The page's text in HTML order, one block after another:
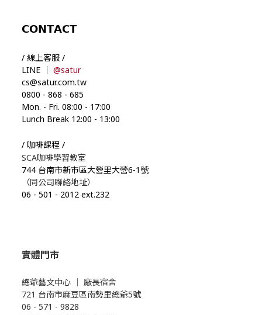
𝗖𝗢𝗡𝗧𝗔𝗖𝗧
/ 線上客服 /
LINE ｜ @satur
cs@satur.com.tw
0800 - 868 - 685
Mon. - Fri. 08:00 - 17:00
Lunch Break 12:00 - 13:00
/ 咖啡課程 /
SCA咖啡學習教室
744 台南市新市區大營里大營6-1號
（同公司聯絡地址）
06 - 501 - 2012 ext.232
實體門市
總爺藝文中心 ｜ 廠長宿舍
721 台南市麻豆區南勢里總爺5號
06 - 571 - 9828